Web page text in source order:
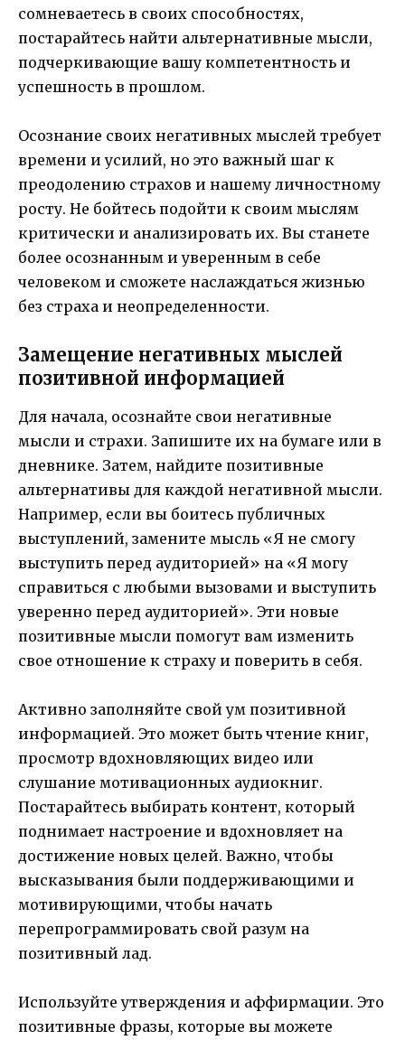
сомневаетесь в своих способностях,
постарайтесь найти альтернативные мысли,
подчеркивающие вашу компетентность и
успешность в прошлом.
Осознание своих негативных мыслей требует
времени и усилий, но это важный шаг к
преодолению страхов и нашему личностному
росту. Не бойтесь подойти к своим мыслям
критически и анализировать их. Вы станете
более осознанным и уверенным в себе
человеком и сможете наслаждаться жизнью
без страха и неопределенности.
Замещение негативных мыслей
позитивной информацией
Для начала, осознайте свои негативные
мысли и страхи. Запишите их на бумаге или в
дневнике. Затем, найдите позитивные
альтернативы для каждой негативной мысли.
Например, если вы боитесь публичных
выступлений, замените мысль «Я не смогу
выступить перед аудиторией» на «Я могу
справиться с любыми вызовами и выступить
уверенно перед аудиторией». Эти новые
позитивные мысли помогут вам изменить
свое отношение к страху и поверить в себя.
Активно заполняйте свой ум позитивной
информацией. Это может быть чтение книг,
просмотр вдохновляющих видео или
слушание мотивационных аудиокниг.
Постарайтесь выбирать контент, который
поднимает настроение и вдохновляет на
достижение новых целей. Важно, чтобы
высказывания были поддерживающими и
мотивирующими, чтобы начать
перепрограммировать свой разум на
позитивный лад.
Используйте утверждения и аффирмации. Это
позитивные фразы, которые вы можете